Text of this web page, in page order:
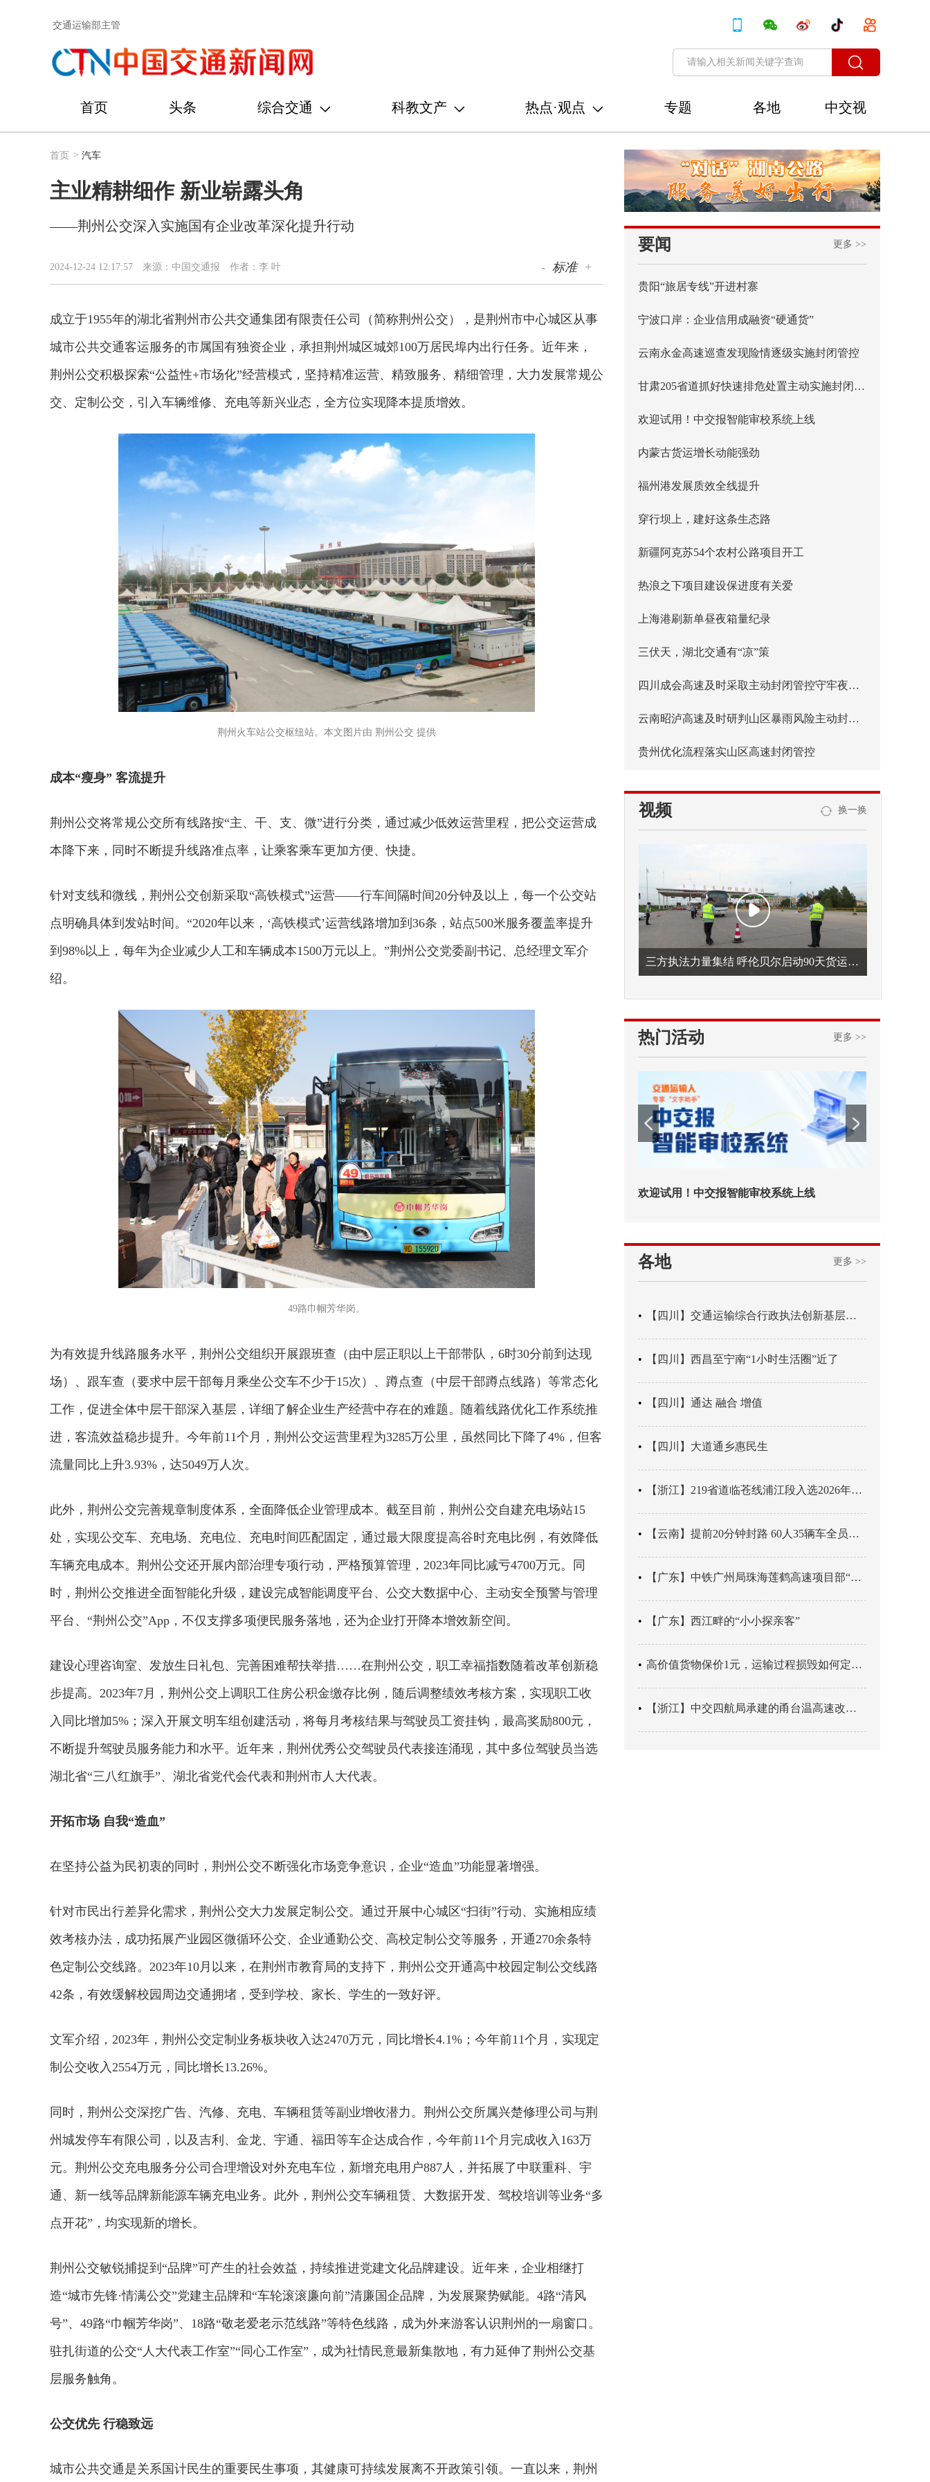
交通运输部主管
首页 头条 综合交通 科教文产 热点·观点 专题 各地
中交视
讯
首页 > 汽车
主业精耕细作 新业崭露头角
——荆州公交深入实施国有企业改革深化提升行动
2024-12-24 12:17:57 来源：中国交通报 作者：李 叶 - 标准 +
成立于1955年的湖北省荆州市公共交通集团有限责任公司（简称荆州公交），是荆州市中心城区从事
城市公共交通客运服务的市属国有独资企业，承担荆州城区城郊100万居民埠内出行任务。近年来，
荆州公交积极探索“公益性+市场化”经营模式，坚持精准运营、精致服务、精细管理，大力发展常规公
交、定制公交，引入车辆维修、充电等新兴业态，全方位实现降本提质增效。
荆州火车站公交枢纽站。本文图片由 荆州公交 提供
成本“瘦身” 客流提升
荆州公交将常规公交所有线路按“主、干、支、微”进行分类，通过减少低效运营里程，把公交运营成
本降下来，同时不断提升线路准点率，让乘客乘车更加方便、快捷。
针对支线和微线，荆州公交创新采取“高铁模式”运营——行车间隔时间20分钟及以上，每一个公交站
点明确具体到发站时间。“2020年以来，‘高铁模式’运营线路增加到36条，站点500米服务覆盖率提升
到98%以上，每年为企业减少人工和车辆成本1500万元以上。”荆州公交党委副书记、总经理文军介
绍。
49路巾帼芳华岗。
为有效提升线路服务水平，荆州公交组织开展跟班查（由中层正职以上干部带队，6时30分前到达现
场）、跟车查（要求中层干部每月乘坐公交车不少于15次）、蹲点查（中层干部蹲点线路）等常态化
工作，促进全体中层干部深入基层，详细了解企业生产经营中存在的难题。随着线路优化工作系统推
进，客流效益稳步提升。今年前11个月，荆州公交运营里程为3285万公里，虽然同比下降了4%，但客
流量同比上升3.93%，达5049万人次。
此外，荆州公交完善规章制度体系，全面降低企业管理成本。截至目前，荆州公交自建充电场站15
处，实现公交车、充电场、充电位、充电时间匹配固定，通过最大限度提高谷时充电比例，有效降低
车辆充电成本。荆州公交还开展内部治理专项行动，严格预算管理，2023年同比减亏4700万元。同
时，荆州公交推进全面智能化升级，建设完成智能调度平台、公交大数据中心、主动安全预警与管理
平台、“荆州公交”App，不仅支撑多项便民服务落地，还为企业打开降本增效新空间。
建设心理咨询室、发放生日礼包、完善困难帮扶举措……在荆州公交，职工幸福指数随着改革创新稳
步提高。2023年7月，荆州公交上调职工住房公积金缴存比例，随后调整绩效考核方案，实现职工收
入同比增加5%；深入开展文明车组创建活动，将每月考核结果与驾驶员工资挂钩，最高奖励800元，
不断提升驾驶员服务能力和水平。近年来，荆州优秀公交驾驶员代表接连涌现，其中多位驾驶员当选
湖北省“三八红旗手”、湖北省党代会代表和荆州市人大代表。
开拓市场 自我“造血”
在坚持公益为民初衷的同时，荆州公交不断强化市场竞争意识，企业“造血”功能显著增强。
针对市民出行差异化需求，荆州公交大力发展定制公交。通过开展中心城区“扫街”行动、实施相应绩
效考核办法，成功拓展产业园区微循环公交、企业通勤公交、高校定制公交等服务，开通270余条特
色定制公交线路。2023年10月以来，在荆州市教育局的支持下，荆州公交开通高中校园定制公交线路
42条，有效缓解校园周边交通拥堵，受到学校、家长、学生的一致好评。
文军介绍，2023年，荆州公交定制业务板块收入达2470万元，同比增长4.1%；今年前11个月，实现定
制公交收入2554万元，同比增长13.26%。
同时，荆州公交深挖广告、汽修、充电、车辆租赁等副业增收潜力。荆州公交所属兴楚修理公司与荆
州城发停车有限公司，以及吉利、金龙、宇通、福田等车企达成合作，今年前11个月完成收入163万
元。荆州公交充电服务分公司合理增设对外充电车位，新增充电用户887人，并拓展了中联重科、宇
通、新一线等品牌新能源车辆充电业务。此外，荆州公交车辆租赁、大数据开发、驾校培训等业务“多
点开花”，均实现新的增长。
荆州公交敏锐捕捉到“品牌”可产生的社会效益，持续推进党建文化品牌建设。近年来，企业相继打
造“城市先锋·情满公交”党建主品牌和“车轮滚滚廉向前”清廉国企品牌，为发展聚势赋能。4路“清风
号”、49路“巾帼芳华岗”、18路“敬老爱老示范线路”等特色线路，成为外来游客认识荆州的一扇窗口。
驻扎街道的公交“人大代表工作室”“同心工作室”，成为社情民意最新集散地，有力延伸了荆州公交基
层服务触角。
公交优先 行稳致远
城市公共交通是关系国计民生的重要民生事项，其健康可持续发展离不开政策引领。一直以来，荆州
要闻 更多 >>
贵阳“旅居专线”开进村寨
宁波口岸：企业信用成融资“硬通货”
云南永金高速巡查发现险情逐级实施封闭管控
甘肃205省道抓好快速排危处置主动实施封闭管控
欢迎试用！中交报智能审校系统上线
内蒙古货运增长动能强劲
福州港发展质效全线提升
穿行坝上，建好这条生态路
新疆阿克苏54个农村公路项目开工
热浪之下项目建设保进度有关爱
上海港刷新单昼夜箱量纪录
三伏天，湖北交通有“凉”策
四川成会高速及时采取主动封闭管控守牢夜间安全防线
云南昭泸高速及时研判山区暴雨风险主动封闭管控
贵州优化流程落实山区高速封闭管控
视频 换一换
三方执法力量集结 呼伦贝尔启动90天货运车辆违法专项整治
热门活动 更多 >>
2026年中国航海日论坛 交通运输执法“我是大队长”主题活动 欢迎试用！中交报智能审校系统上线 铁路榜样
各地 更多 >>
【四川】交通运输综合行政执法创新基层辖区治理“4+3” 新模式
【四川】西昌至宁南“1小时生活圈”近了
【四川】通达 融合 增值
【四川】大道通乡惠民生
【浙江】219省道临苍线浦江段入选2026年度美丽公路项目展示交流活动名单
【云南】提前20分钟封路 60人35辆车全员平安
【广东】中铁广州局珠海莲鹤高速项目部“靶向施训”筑牢应急处置防线
【广东】西江畔的“小小探亲客”
高价值货物保价1元，运输过程损毁如何定责？
【浙江】中交四航局承建的甬台温高速改扩建工程台州南段TJ06标段恢复双向通行